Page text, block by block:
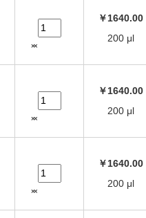
￥1640.00
200 μl
￥1640.00
200 μl
￥1640.00
200 μl